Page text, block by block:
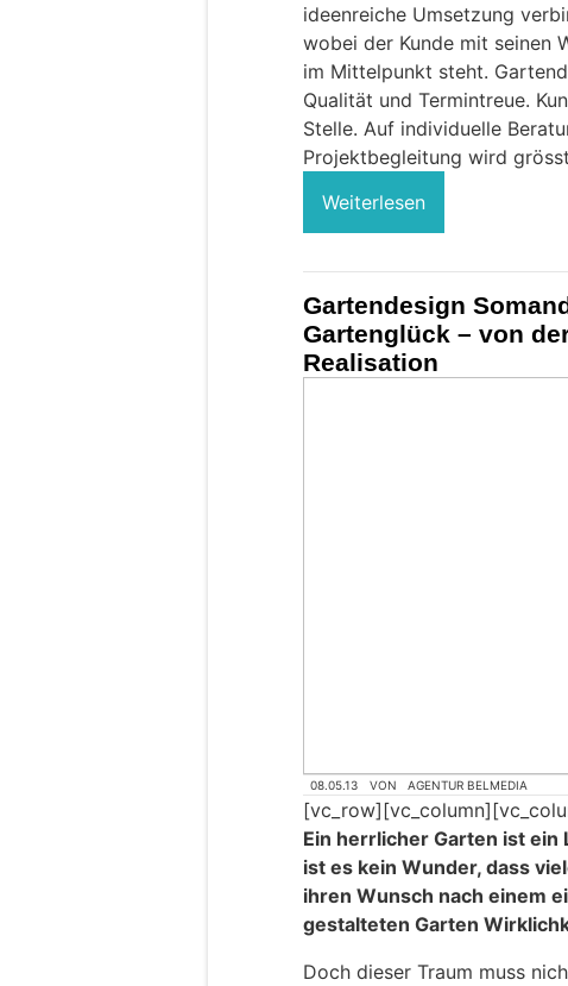
ideenreiche Umsetzung
wobei der Kunde mit seinen
im Mittelpunkt steht.
Qualität und Termintreue.
Stelle. Auf individuelle
Projektbegleitung wird
Weiterlesen
Gartendesign
Gartenglück – von
Realisation
08.05.13 VON AGENTUR BELMEDIA
Ein herrlicher Garten ist ein
ist es kein Wunder, dass
ihren Wunsch nach einem
gestalteten Garten
Doch dieser Traum muss